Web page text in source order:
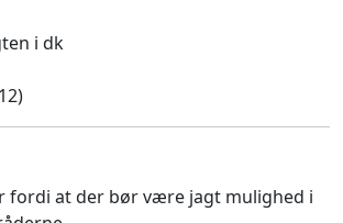
i dk
fordi at der bør være jagt mulighed i